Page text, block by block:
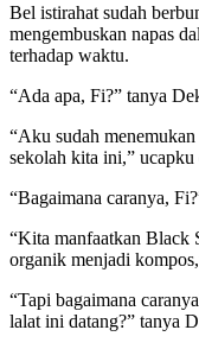
Bel istirahat sudah
mengembuskan napas
terhadap waktu.
“Ada apa, Fi?” tanya
“Aku sudah
sekolah kita ini,” ucapku
“Bagaimana caranya,
“Kita manfaatkan Black
organik menjadi
“Tapi bagaimana
lalat ini datang?” tanya